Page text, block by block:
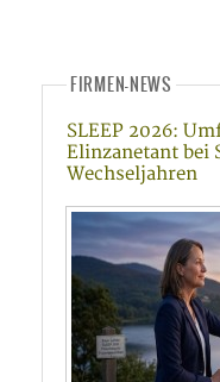
FIRMEN-NEWS
SLEEP 2026:
Elinzanetant bei
Wechseljahren